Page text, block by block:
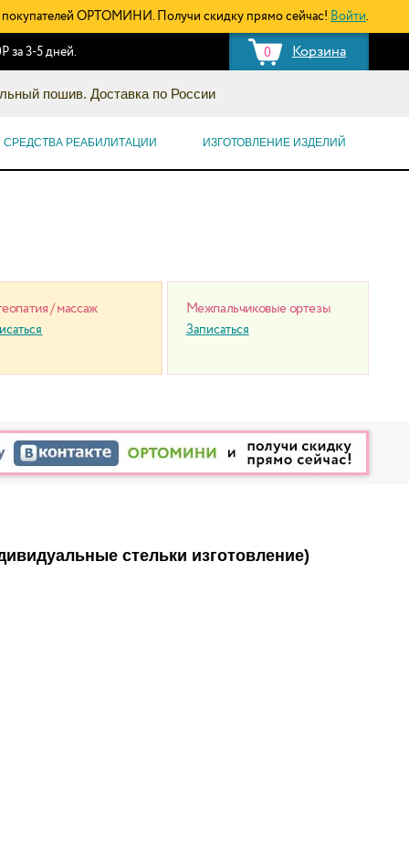
покупателей ОРТОМИНИ. Получи скидку прямо сейчас! Войти.
0 Корзина
за 3-5 дней.
пошив. Доставка по России
СРЕДСТВА РЕАБИЛИТАЦИИ ИЗГОТОВЛЕНИЕ ИЗДЕЛИЙ
/ массаж Межпальчиковые ортезы
Записаться
стельки изготовление)